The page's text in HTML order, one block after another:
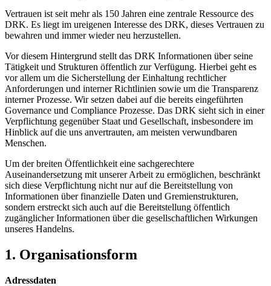
Vertrauen ist seit mehr als 150 Jahren eine zentrale Ressource des
DRK. Es liegt im ureigenen Interesse des DRK, dieses Vertrauen zu
bewahren und immer wieder neu herzustellen.
Vor diesem Hintergrund stellt das DRK Informationen über seine
Tätigkeit und Strukturen öffentlich zur Verfügung. Hierbei geht es
vor allem um die Sicherstellung der Einhaltung rechtlicher
Anforderungen und interner Richtlinien sowie um die Transparenz
interner Prozesse. Wir setzen dabei auf die bereits eingeführten
Governance und Compliance Prozesse. Das DRK sieht sich in einer
Verpflichtung gegenüber Staat und Gesellschaft, insbesondere im
Hinblick auf die uns anvertrauten, am meisten verwundbaren
Menschen.
Um der breiten Öffentlichkeit eine sachgerechtere
Auseinandersetzung mit unserer Arbeit zu ermöglichen, beschränkt
sich diese Verpflichtung nicht nur auf die Bereitstellung von
Informationen über finanzielle Daten und Gremienstrukturen,
sondern erstreckt sich auch auf die Bereitstellung öffentlich
zugänglicher Informationen über die gesellschaftlichen Wirkungen
unseres Handelns.
1. Organisationsform
Adressdaten